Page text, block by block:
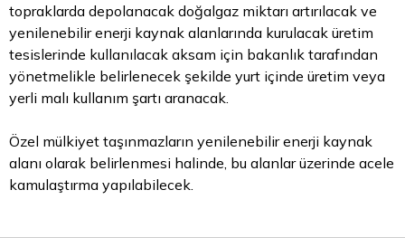
topraklarda depolanacak doğalgaz miktarı artırılacak ve
yenilenebilir enerji kaynak alanlarında kurulacak üretim
tesislerinde kullanılacak aksam için bakanlık tarafından
yönetmelikle belirlenecek şekilde yurt içinde üretim veya
yerli malı kullanım şartı aranacak.
Özel mülkiyet taşınmazların yenilenebilir enerji kaynak
alanı olarak belirlenmesi halinde, bu alanlar üzerinde acele
kamulaştırma yapılabilecek.